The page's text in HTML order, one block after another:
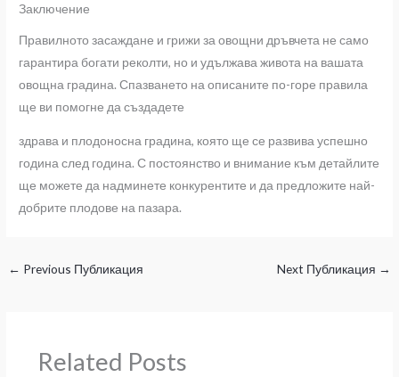
Заключение
Правилното засаждане и грижи за овощни дръвчета не само
гарантира богати реколти, но и удължава живота на вашата
овощна градина. Спазването на описаните по-горе правила
ще ви помогне да създадете
здрава и плодоносна градина, която ще се развива успешно
година след година. С постоянство и внимание към детайлите
ще можете да надминете конкурентите и да предложите най-
добрите плодове на пазара.
← Previous Публикация Next Публикация →
Related Posts